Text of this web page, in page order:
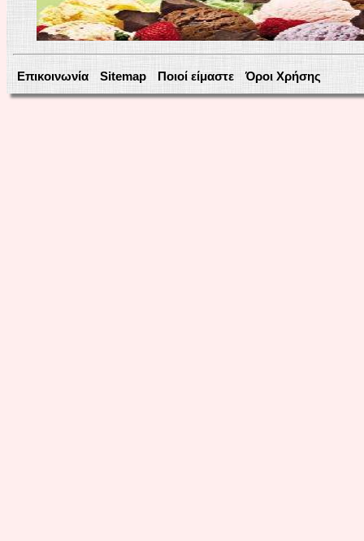
Επικοινωνία Sitemap Ποιοί είμαστε Όροι Χρήσης